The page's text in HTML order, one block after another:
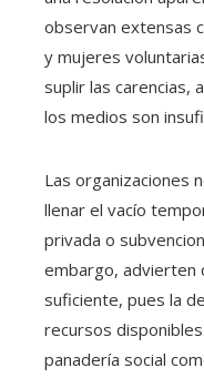
observan extensas
y mujeres
suplir las carencias,
los medios son
Las organizaciones
llenar el vacío
privada o
embargo, advierten
suficiente, pues la
recursos
panadería social